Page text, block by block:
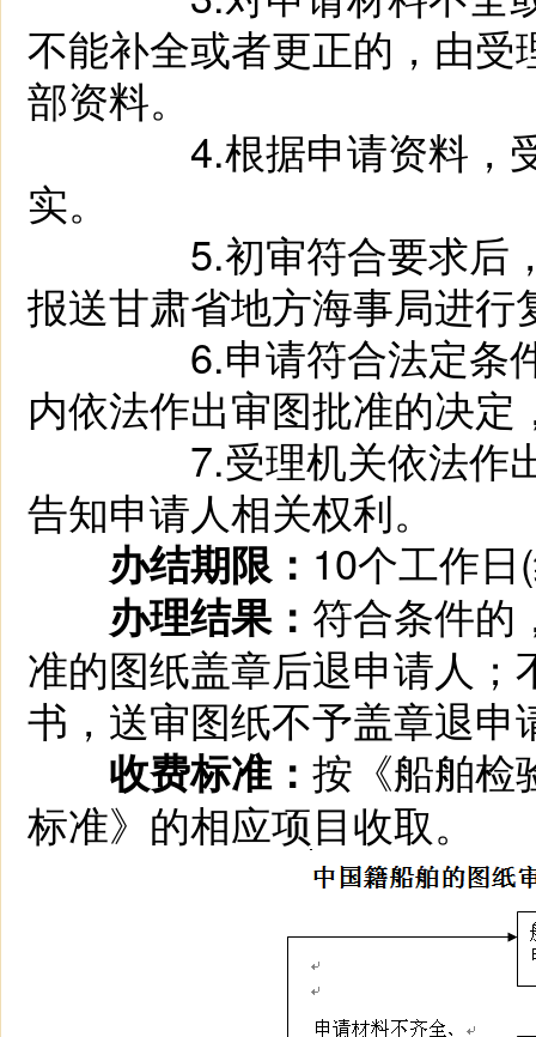
不能补全或者更正的，由
部资料。
4.根据申请资料，受理
实。
5.初审符合要求后
报送甘肃省地方海事局进行
6.申请符合法定条
内依法作出审图批准的决
7.受理机关依法作出不
告知申请人相关权利。
办结期限： 10个工作
办理结果： 符合条件的
准的图纸盖章后退申请人
书，送审图纸不予盖章退申
收费标准： 按《船舶检
标准》的相应项目收取。